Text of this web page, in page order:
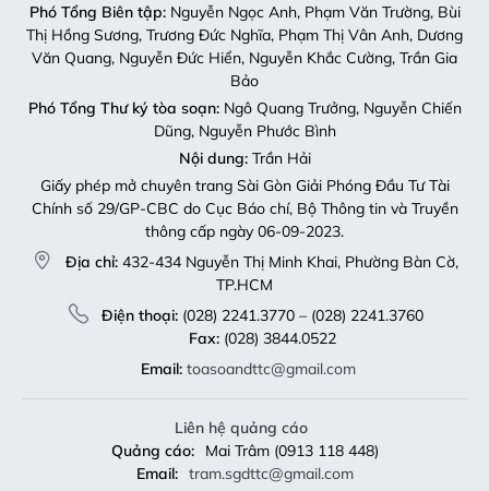
Phó Tổng Biên tập:Nguyễn Ngọc Anh, Phạm Văn Trường, Bùi
Thị Hồng Sương, Trương Đức Nghĩa, Phạm Thị Vân Anh, Dương
Văn Quang, Nguyễn Đức Hiển, Nguyễn Khắc Cường, Trần Gia
Bảo
Phó Tổng Thư ký tòa soạn:Ngô Quang Trưởng, Nguyễn Chiến
Dũng, Nguyễn Phước Bình
Nội dung:Trần Hải
Giấy phép mở chuyên trang Sài Gòn Giải Phóng Đầu Tư Tài
Chính số 29/GP-CBC do Cục Báo chí, Bộ Thông tin và Truyền
thông cấp ngày 06-09-2023.
Địa chỉ: 432-434 Nguyễn Thị Minh Khai, Phường Bàn Cờ,
TP.HCM
Điện thoại:(028) 2241.3770 – (028) 2241.3760
Fax:(028) 3844.0522
Email: toasoandttc@gmail.com
Liên hệ quảng cáo
Quảng cáo:
Mai Trâm (0913 118 448)
Email: tram.sgdttc@gmail.com